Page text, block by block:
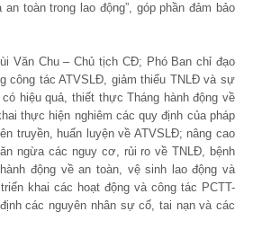
toàn trong lao động”, góp phần đảm bảo
Văn Chu – Chủ tịch CĐ; Phó Ban chỉ đạo
công tác ATVSLĐ, giảm thiểu TNLĐ và sự
hiệu quả, thiết thực Tháng hành động về
thực hiện nghiêm các quy định của pháp
truyền, huấn luyện về ATVSLĐ; nâng cao
ngừa các nguy cơ, rủi ro về TNLĐ, bệnh
động về an toàn, vệ sinh lao động và
khai các hoạt động và công tác PCTT-
các nguyên nhân sự cố, tai nạn và các